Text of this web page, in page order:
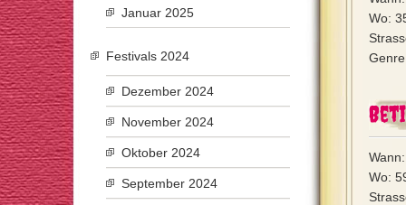
Wo:
Wo:
Januar 2025
Festivals 2024
Dezember 2024
November 2024
Oktober 2024
September 2024